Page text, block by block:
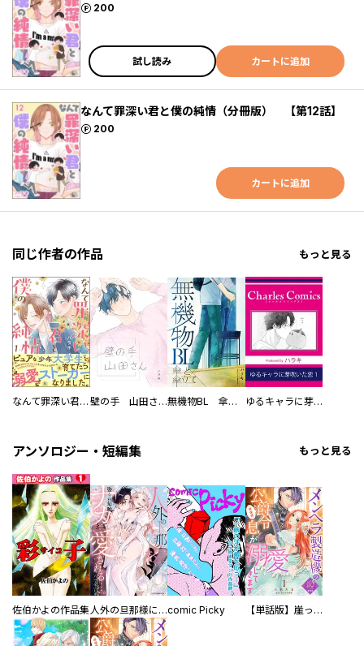
200
ポイント
試し読み カートに追加
なんて罪深い君と僕の純情（分冊版） 【第12話】
200
ポイント
カートに追加
同じ作者の作品 もっと見る
なんて罪深い君と僕の純情 壁の手 山田さん 無機物BL 傘と傘立て ゆるキャラに芽吹いた恋
アンソロジー・短編集 もっと見る
佐伯かよの作品集 人外の旦那様に娶られ毎晩ナカまで愛される…。アンソロジーcomic Picky 【単話版】崖っぷち令嬢ですが、意地と策略で幸せになります！シリーズ